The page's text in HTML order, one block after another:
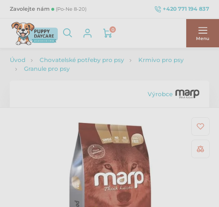
Zavolejte nám (Po-Ne 8-20) +420 771 194 837
0
Menu
Úvod Chovatelské potřeby pro psy
Krmivo pro psy
Granule pro psy
Výrobce